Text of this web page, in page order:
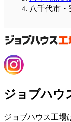
八千代市・
ジョブハウ
ジョブハウス工場